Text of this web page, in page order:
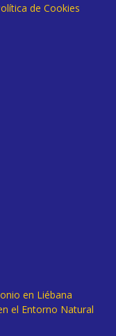
de Cookies
en Liébana
el Entorno Natural